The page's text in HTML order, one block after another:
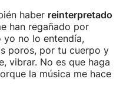
haber reinterpretado
han regañado por
yo no lo entendía,
poros, por tu cuerpo y
vibrar. No es que haga
la música me hace